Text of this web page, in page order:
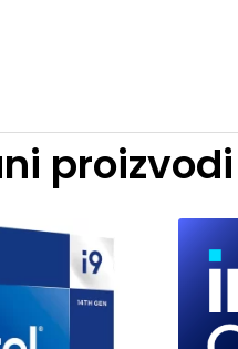
proizvodi